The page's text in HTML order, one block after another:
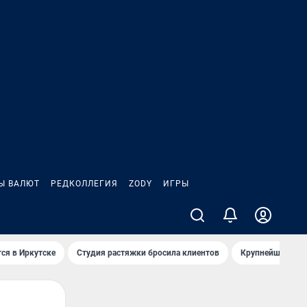
ВАЛЮТ РЕДКОЛЛЕГИЯ ZODY ИГРЫ
в Иркутске Студия растяжки бросила клиентов Крупнейшие